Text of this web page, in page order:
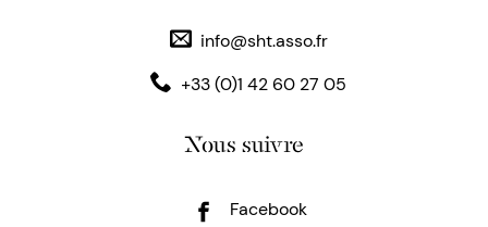
info@sht.asso.fr
+33 (0)1 42 60 27 05
Nous suivre
Facebook